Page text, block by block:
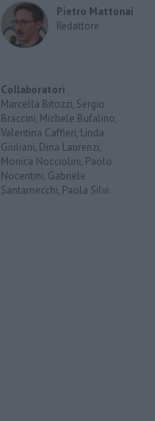
Pietro Mattonai
Redattore
Collaboratori
Marcella Bitozzi, Sergio
Braccini, Michele Bufalino,
Valentina Caffieri, Linda
Giuliani, Dina Laurenzi,
Monica Nocciolini, Paolo
Nocentini, Gabriele
Santarnecchi, Paola Silvi.